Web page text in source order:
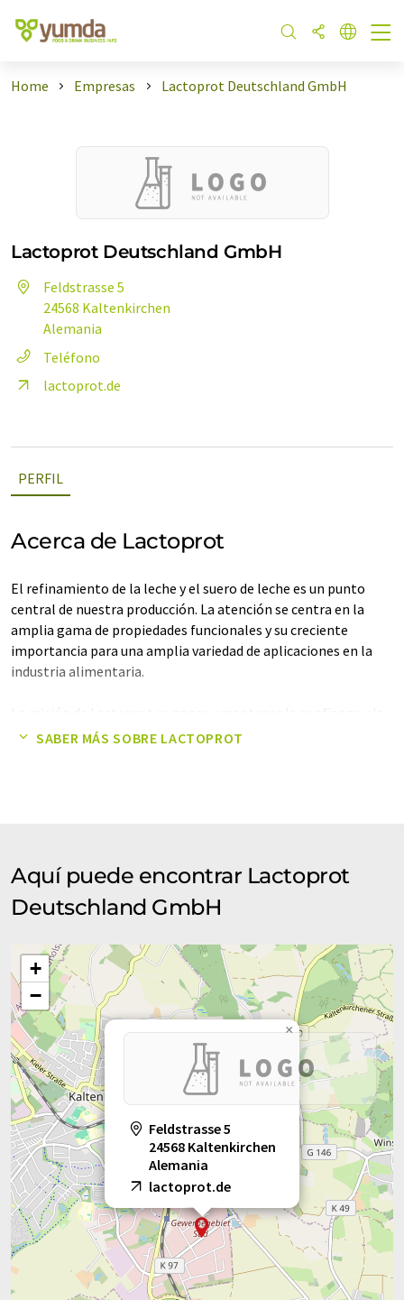
Home Empresas Lactoprot Deutschland GmbH
Lactoprot Deutschland GmbH
Feldstrasse 5
24568 Kaltenkirchen
Alemania
Teléfono
lactoprot.de
PERFIL
Acerca de Lactoprot
El refinamiento de la leche y el suero de leche es un punto
central de nuestra producción. La atención se centra en la
amplia gama de propiedades funcionales y su creciente
importancia para una amplia variedad de aplicaciones en la
industria alimentaria.
satisfacción de nuestros clientes y desarrollar y fabricar
socios y mercados para usted.
SABER MÁS SOBRE LACTOPROT
Aquí puede encontrar Lactoprot
Deutschland GmbH
Feldstrasse 5
24568 Kaltenkirchen
Alemania
lactoprot.de
×
+
−